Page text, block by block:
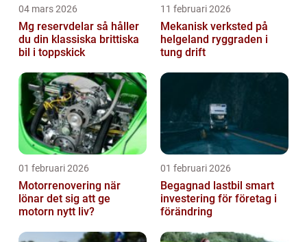
04 mars 2026
Mg reservdelar så håller
du din klassiska brittiska
bil i toppskick
11 februari 2026
Mekanisk verksted på
helgeland ryggraden i
tung drift
01 februari 2026
Motorrenovering när
lönar det sig att ge
motorn nytt liv?
01 februari 2026
Begagnad lastbil smart
investering för företag i
förändring